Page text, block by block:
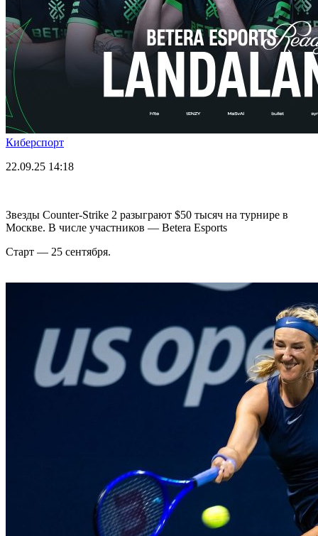
Киберспорт
22.09.25 14:18
Звезды Counter-Strike 2 разыграют $50 тысяч на турнире в
Москве. В числе участников — Betera Esports
Старт — 25 сентября.